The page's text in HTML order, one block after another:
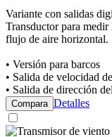
Variante con salidas
Transductor para
flujo de aire horizontal.
• Versión para barcos
• Salida de velocidad
• Salida de dirección
Compara Detalles